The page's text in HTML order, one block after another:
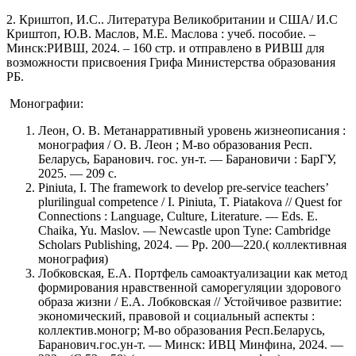
2. Криштоп, И.С.. Литература Великобритании и США/ И.С
Криштоп, Ю.В. Маслов, М.Е. Маслова : учеб. пособие. –
Минск:РИВШ, 2024. – 160 стр. и отправлено в РИВШ для
возможности присвоения Грифа Министерства образования
РБ.
Монографии:
Леон, О. В. Метанарративный уровень жизнеописания :
монография / О. В. Леон ; М-во образования Респ.
Беларусь, Баранович. гос. ун-т. — Барановичи : БарГУ,
2025. — 209 с.
Piniuta, I. The framework to develop pre-service teachers’
plurilingual competence / I. Piniuta, T. Piatakova // Quest for
Connections : Language, Culture, Literature. — Eds. E.
Chaika, Yu. Maslov. — Newcastle upon Tyne: Cambridge
Scholars Publishing, 2024. — Pp. 200—220.( коллективная
монография)
Лобковская, Е.А. Портфель самоактуализации как метод
формирования нравственной саморегуляции здорового
образа жизни / Е.А. Лобковская // Устойчивое развитие:
экономический, правовой и социальный аспекты :
коллектив.моногр; М-во образования Респ.Беларусь,
Баранович.гос.ун-т. — Минск: ИВЦ Минфина, 2024. —